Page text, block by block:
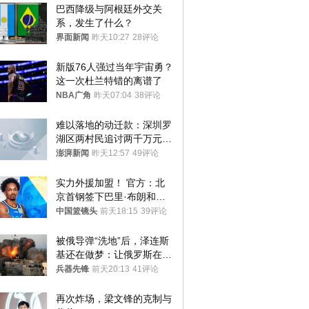
巴西降级与阿根廷外交关
系，发生了什么？
界面新闻 昨天10:27 28评论
新版76人强过当年宇宙勇？
这一次杜兰特错的离谱了
NBA广角 昨天07:04 38评论
难以落地的动迁款：深圳罗
湖区两村民追讨两千万元动
迁款八年未果
澎湃新闻 昨天12:57 49评论
实力外援加盟！ 官方：北
京首钢签下巴里·布朗和桑
普森
中国篮镜头 前天18:15 39评论
被俄导弹“洗地”后，泽连斯
基还在做梦：让俄罗斯在冬
季前求和？
兵器先锋 前天20:13 41评论
再次炸场，梁文锋的克制与